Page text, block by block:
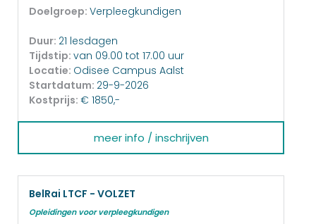
Doelgroep: Verpleegkundigen
Duur: 21 lesdagen
Tijdstip: van 09.00 tot 17.00 uur
Locatie: Odisee Campus Aalst
Startdatum: 29-9-2026
Kostprijs: € 1850,-
meer info / inschrijven
BelRai LTCF - VOLZET
Opleidingen voor verpleegkundigen